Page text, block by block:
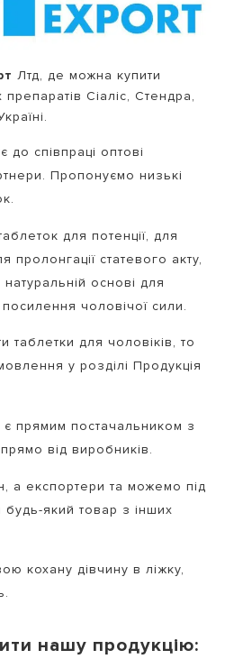
Лтд, де можна купити
Сіаліс, Стендра,
до співпраці оптові
Пропонуємо низькі
для потенції, для
пролонгації статевого акту,
основі для
чоловічої сили.
таблетки для чоловіків, то
у розділі Продукція
є прямим постачальником з
від виробників.
а експортери та можемо під
будь-який товар з інших
кохану дівчину в ліжку,
нашу продукцію: